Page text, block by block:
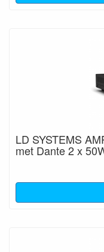
LD SYSTEMS
met Dante 2 x